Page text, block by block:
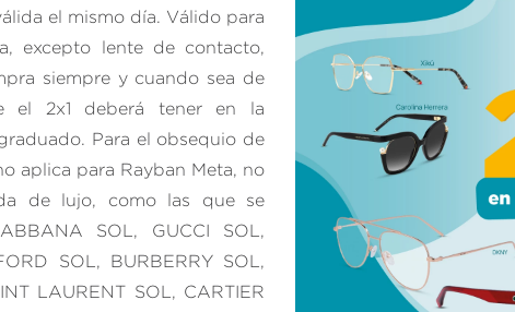
el mismo día. Válido para
excepto lente de contacto,
siempre y cuando sea de
el 2x1 deberá tener en la
Para el obsequio de
aplica para Rayban Meta, no
de lujo, como las que se
SOL, GUCCI SOL,
SOL, BURBERRY SOL,
LAURENT SOL, CARTIER